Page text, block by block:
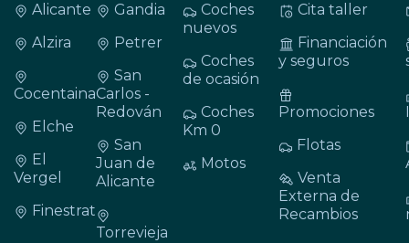
Alicante
Alzira
Cocentaina
Elche
El
Vergel
Finestrat
Gandia
Petrer
San
Carlos -
Redován
San
Juan de
Alicante
Torrevieja
Coches
nuevos
Coches
de ocasión
Coches
Km 0
Motos
Cita taller
Financiación
y seguros
Promociones
Flotas
Venta
Externa de
Recambios